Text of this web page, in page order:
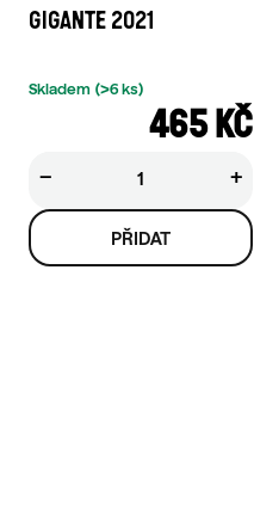
GIGANTE 2021
465 KČ
Skladem (>6 ks)
+
−